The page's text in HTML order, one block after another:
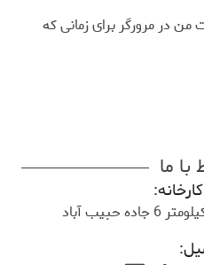
من در مرورگر برای زمانی که
با ما
حبیب آباد